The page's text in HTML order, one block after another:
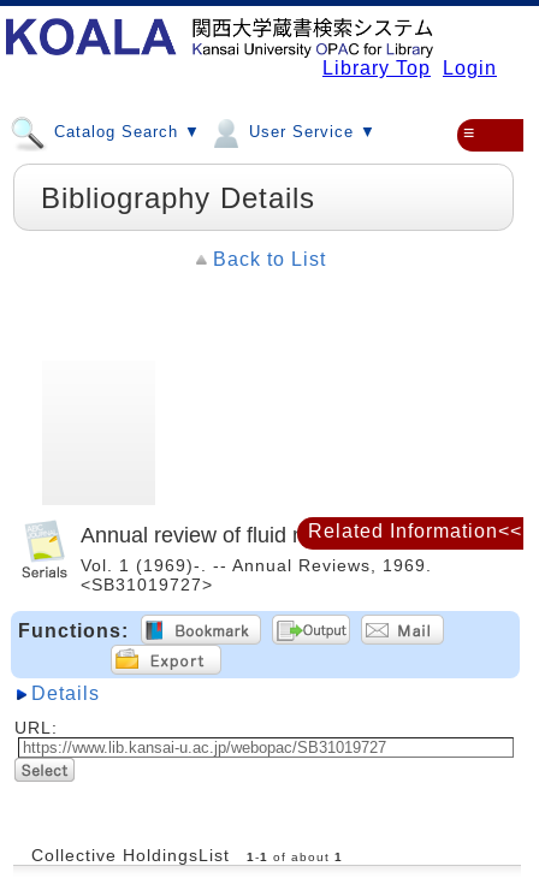
Library Top Login
Catalog Search ▼ User Service ▼ ≡
Bibliography Details
Back to List
Annual review of fluid mechanics
Vol. 1 (1969)-. -- Annual Reviews, 1969.
<SB31019727>
Functions:
Details
URL:
Collective HoldingsList 1 -1 of about 1
Related Information<<